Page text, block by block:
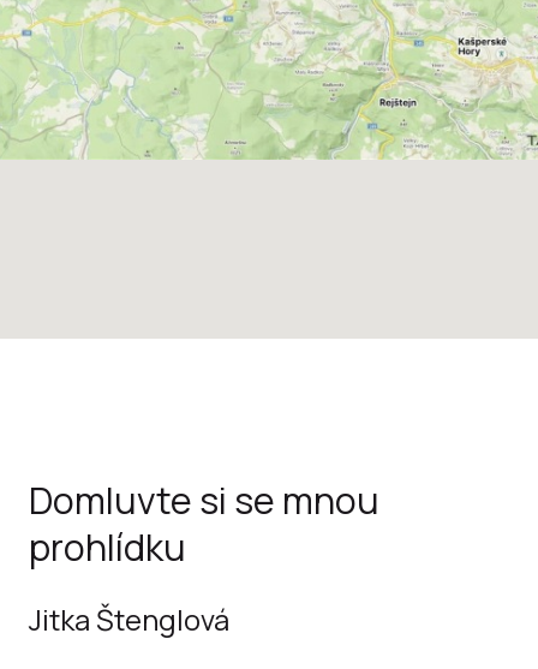
Domluvte si se mnou
prohlídku
Jitka Štenglová